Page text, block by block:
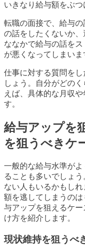
いきなり給与額をぶつ
転職の面接で、給与
の話をしたくないか
ななかで給与の話を
が悪くなってしまいま
仕事に対する質問を
しょう。自分がどの
えば、具体的な月収
す。
給与アップを
を狙うべきケ
一般的な給与水準が
ることも多いでしょ
ない人もいるかもし
額を逃してしまうの
与アップを狙えるケ
け方を紹介します。
現状維持を狙うべ